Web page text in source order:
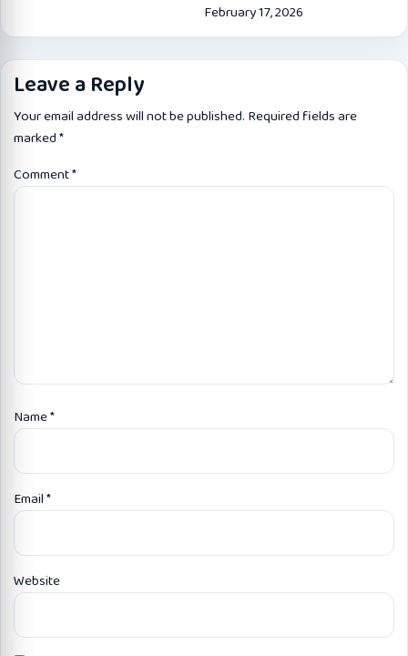
February 17, 2026
Leave a Reply
Your email address will not be published. Required fields are
marked*
Comment*
Name*
Email*
Website